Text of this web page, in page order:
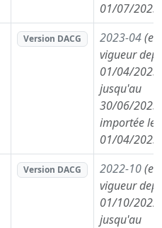
01/07/2023)
Version DACG 2023-04(en
vigueur
01/04/2023,
jusqu'au
30/06/2023,
importée le
01/04/2023)
Version DACG 2022-10(en
vigueur
01/10/2022,
jusqu'au